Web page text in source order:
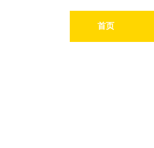
首页